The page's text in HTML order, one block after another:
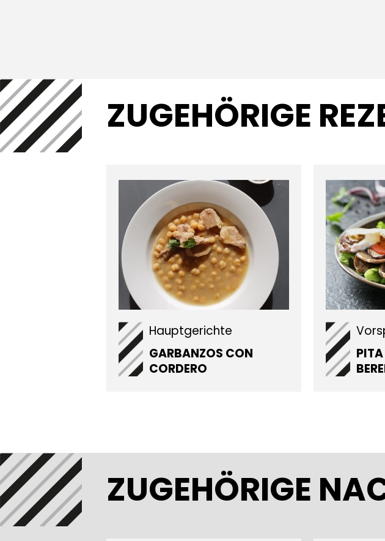
ZUGEHÖRIGE
Hauptgerichte
GARBANZOS CON
CORDERO
PITA
ZUGEHÖRIGE